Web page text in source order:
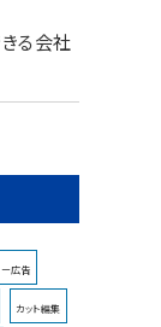
る会社
広告
カット編集